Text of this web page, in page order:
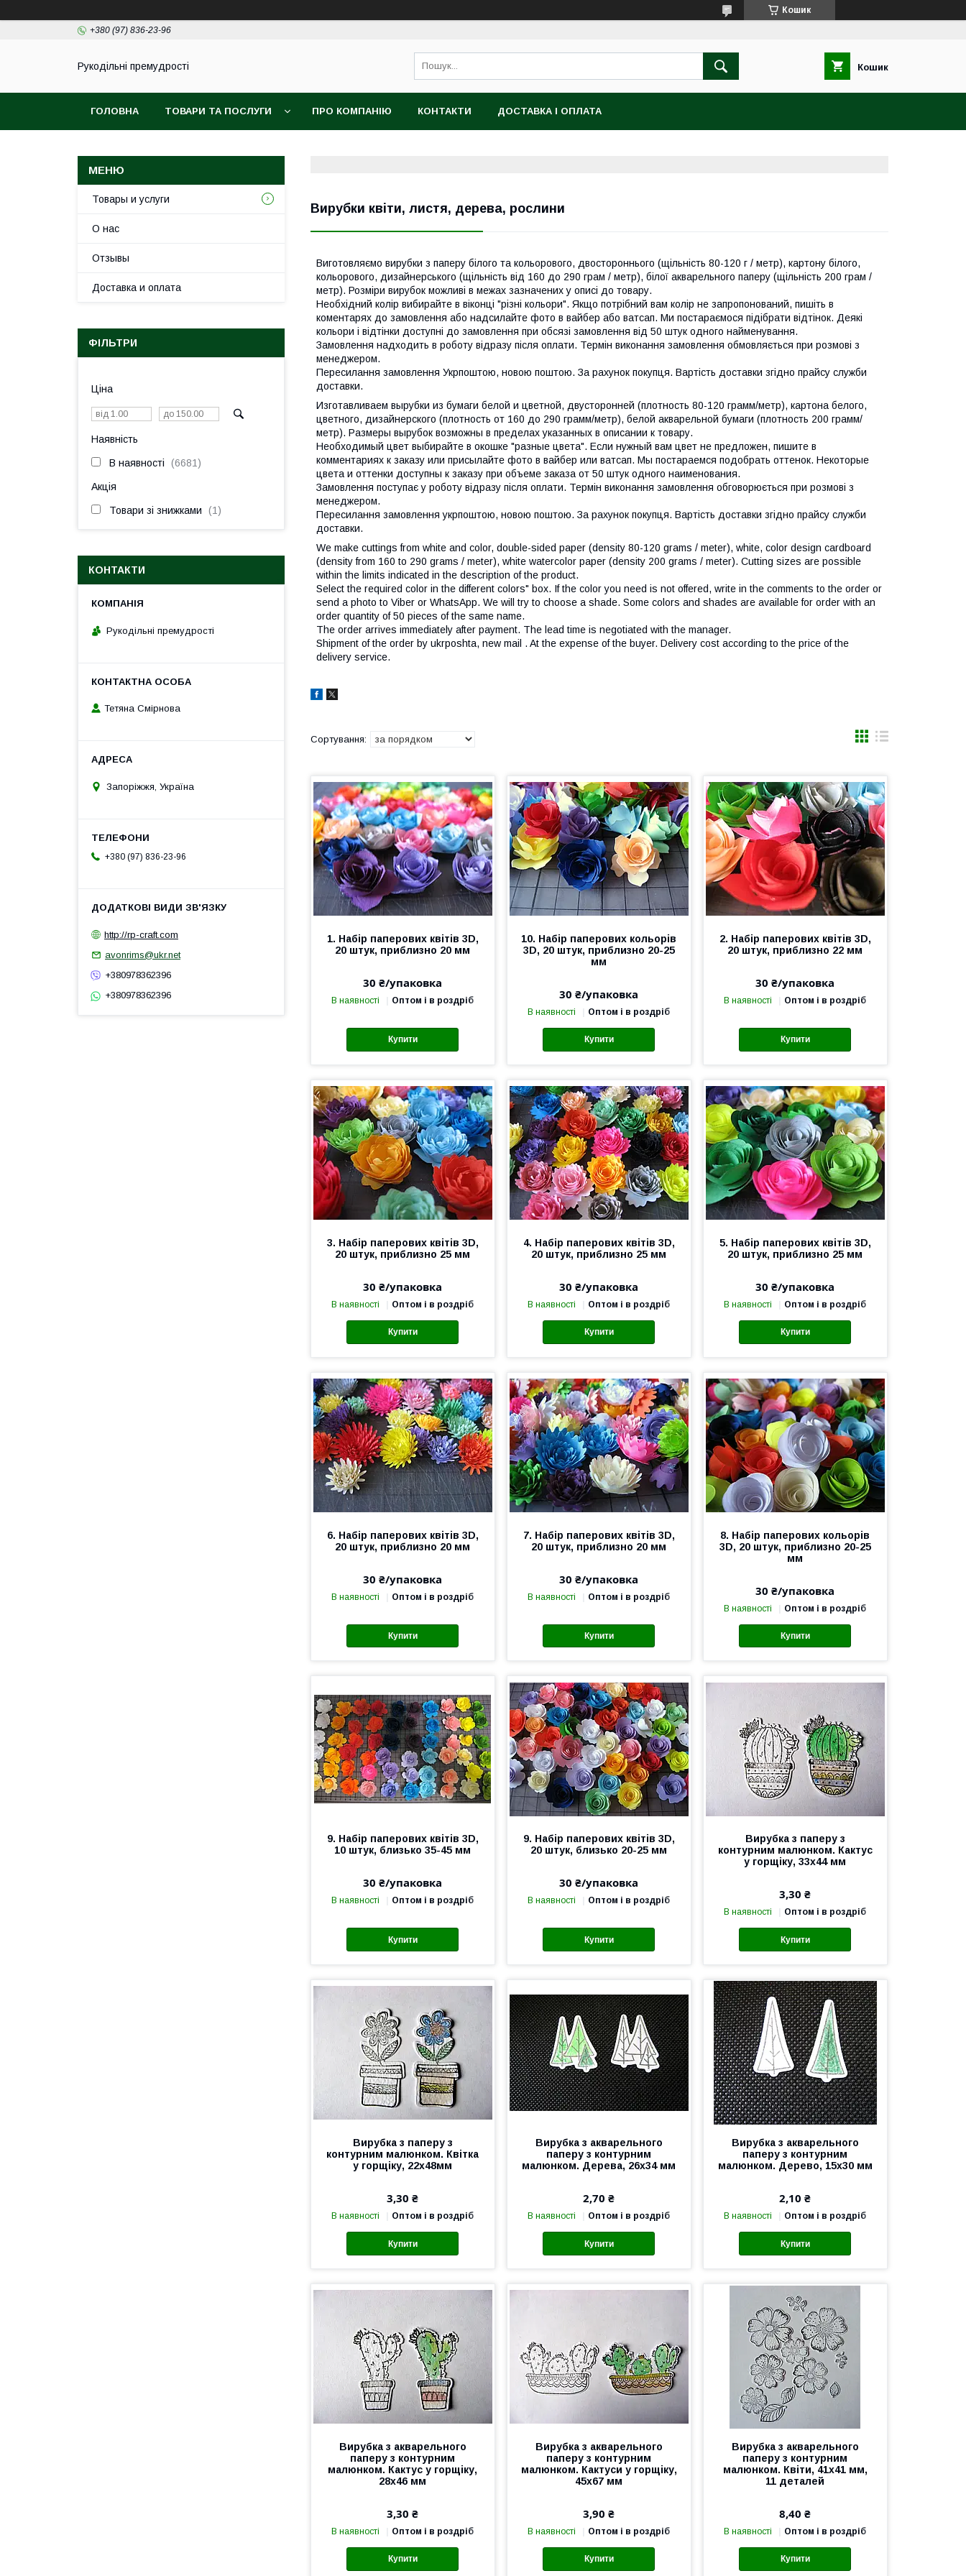
Кошик
+380 (97) 836-23-96
Рукодільні премудрості Кошик
ГОЛОВНА ТОВАРИ ТА ПОСЛУГИ ПРО КОМПАНІЮ КОНТАКТИ ДОСТАВКА І ОПЛАТА
Вирубки квіти, листя, дерева, рослини
Виготовляємо вирубки з паперу білого та кольорового, двостороннього (щільність 80-120 г / метр), картону білого,
кольорового, дизайнерського (щільність від 160 до 290 грам / метр), білої акварельного паперу (щільність 200 грам /
метр). Розміри вирубок можливі в межах зазначених у описі до товару.
Необхідний колір вибирайте в віконці "різні кольори". Якщо потрібний вам колір не запропонований, пишіть в
коментарях до замовлення або надсилайте фото в вайбер або ватсап. Ми постараємося підібрати відтінок. Деякі
кольори і відтінки доступні до замовлення при обсязі замовлення від 50 штук одного найменування.
Замовлення надходить в роботу відразу після оплати. Термін виконання замовлення обмовляється при розмові з
менеджером.
Пересилання замовлення Укрпоштою, новою поштою. За рахунок покупця. Вартість доставки згідно прайсу служби
доставки.
Изготавливаем вырубки из бумаги белой и цветной, двусторонней (плотность 80-120 грамм/метр), картона белого,
цветного, дизайнерского (плотность от 160 до 290 грамм/метр), белой акварельной бумаги (плотность 200 грамм/
метр). Размеры вырубок возможны в пределах указанных в описании к товару.
Необходимый цвет выбирайте в окошке "разные цвета". Если нужный вам цвет не предложен, пишите в
комментариях к заказу или присылайте фото в вайбер или ватсап. Мы постараемся подобрать оттенок. Некоторые
цвета и оттенки доступны к заказу при объеме заказа от 50 штук одного наименования.
Замовлення поступає у роботу відразу після оплати. Термін виконання замовлення обговорюється при розмові з
менеджером.
Пересилання замовлення укрпоштою, новою поштою. За рахунок покупця. Вартість доставки згідно прайсу служби
доставки.
We make cuttings from white and color, double-sided paper (density 80-120 grams / meter), white, color design cardboard
(density from 160 to 290 grams / meter), white watercolor paper (density 200 grams / meter). Cutting sizes are possible
within the limits indicated in the description of the product.
Select the required color in the different colors" box. If the color you need is not offered, write in the comments to the order or
send a photo to Viber or WhatsApp. We will try to choose a shade. Some colors and shades are available for order with an
order quantity of 50 pieces of the same name.
The order arrives immediately after payment. The lead time is negotiated with the manager.
Shipment of the order by ukrposhta, new mail . At the expense of the buyer. Delivery cost according to the price of the
delivery service.
1. Набір паперових квітів 3D,
20 штук, приблизно 20 мм
30 ₴/упаковка
В наявності Оптом і в роздріб
Купити
10. Набір паперових кольорів
3D, 20 штук, приблизно 20-25
мм
30 ₴/упаковка
В наявності Оптом і в роздріб
Купити
2. Набір паперових квітів 3D,
20 штук, приблизно 22 мм
30 ₴/упаковка
В наявності Оптом і в роздріб
Купити
3. Набір паперових квітів 3D,
20 штук, приблизно 25 мм
30 ₴/упаковка
В наявності Оптом і в роздріб
Купити
4. Набір паперових квітів 3D,
20 штук, приблизно 25 мм
30 ₴/упаковка
В наявності Оптом і в роздріб
Купити
5. Набір паперових квітів 3D,
20 штук, приблизно 25 мм
30 ₴/упаковка
В наявності Оптом і в роздріб
Купити
6. Набір паперових квітів 3D,
20 штук, приблизно 20 мм
30 ₴/упаковка
В наявності Оптом і в роздріб
Купити
7. Набір паперових квітів 3D,
20 штук, приблизно 20 мм
30 ₴/упаковка
В наявності Оптом і в роздріб
Купити
8. Набір паперових кольорів
3D, 20 штук, приблизно 20-25
мм
30 ₴/упаковка
В наявності Оптом і в роздріб
Купити
9. Набір паперових квітів 3D,
10 штук, близько 35-45 мм
30 ₴/упаковка
В наявності Оптом і в роздріб
Купити
9. Набір паперових квітів 3D,
20 штук, близько 20-25 мм
30 ₴/упаковка
В наявності Оптом і в роздріб
Купити
Вирубка з паперу з
контурним малюнком. Кактус
у горщіку, 33х44 мм
3,30 ₴
В наявності Оптом і в роздріб
Купити
Вирубка з паперу з
контурним малюнком. Квітка
у горщіку, 22х48мм
3,30 ₴
В наявності Оптом і в роздріб
Купити
Вирубка з акварельного
паперу з контурним
малюнком. Дерева, 26х34 мм
2,70 ₴
В наявності Оптом і в роздріб
Купити
Вирубка з акварельного
паперу з контурним
малюнком. Дерево, 15х30 мм
2,10 ₴
В наявності Оптом і в роздріб
Купити
Вирубка з акварельного
паперу з контурним
малюнком. Кактус у горщіку,
28х46 мм
3,30 ₴
В наявності Оптом і в роздріб
Купити
Вирубка з акварельного
паперу з контурним
малюнком. Кактуси у горщіку,
45х67 мм
3,90 ₴
В наявності Оптом і в роздріб
Купити
Вирубка з акварельного
паперу з контурним
малюнком. Квіти, 41х41 мм,
11 деталей
8,40 ₴
В наявності Оптом і в роздріб
Купити
Товары и услуги
О нас
Отзывы
Доставка и оплата
ФІЛЬТРИ
Ціна
Наявність
В наявності 6681
Акція
Товари зі знижками 1
КОНТАКТИ
Рукодільні премудрості
Тетяна Смірнова
Запоріжжя, Україна
+380 (97) 836-23-96
http://rp-craft.com
avonrims@ukr.net
+380978362396
+380978362396